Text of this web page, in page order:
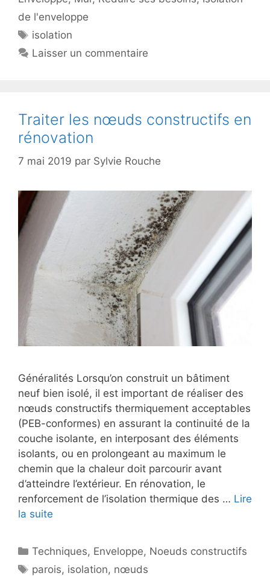
de l'enveloppe
Étiquettes
isolation
Laisser un commentaire
Traiter les nœuds constructifs en
rénovation
7 mai 2019 par Sylvie Rouche
Généralités Lorsqu’on construit un bâtiment
neuf bien isolé, il est important de réaliser des
nœuds constructifs thermiquement acceptables
(PEB-conformes) en assurant la continuité de la
couche isolante, en interposant des éléments
isolants, ou en prolongeant au maximum le
chemin que la chaleur doit parcourir avant
d’atteindre l’extérieur. En rénovation, le
renforcement de l’isolation thermique des … Lire
la suite
Catégories
Techniques, Enveloppe, Noeuds constructifs
Étiquettes
parois, isolation, nœuds